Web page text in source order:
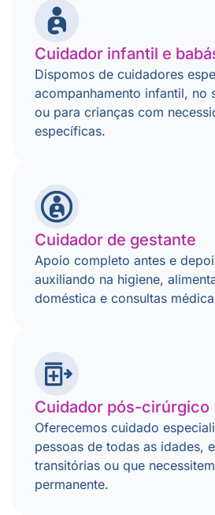
Cuidador infantil e
Dispomos de cuidadores
acompanhamento infantil, no
ou para crianças com
específicas.
Cuidador de gestante
Apoio completo antes e
auxiliando na higiene,
doméstica e consultas
Cuidador pós-cirúrgico
Oferecemos cuidado
pessoas de todas as idades,
transitórias ou que
permanente.